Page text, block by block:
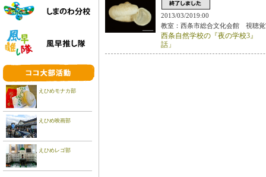
えひめモナカ部
えひめ映画部
えひめレゴ部
2013/03/2019:00
教室：西条市総合文化会館 視聴
西条自然学校の『夜の学校3』
話」